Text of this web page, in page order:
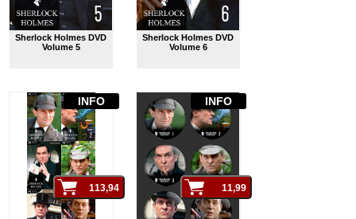
Sherlock Holmes DVD
Volume 5
Sherlock Holmes DVD
Volume 6
INFO INFO